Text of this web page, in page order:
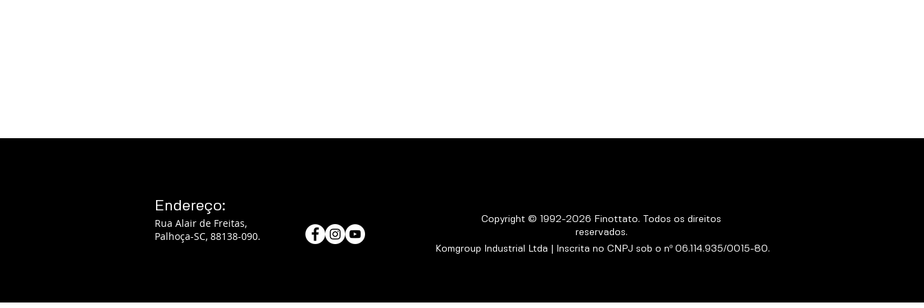
Endereço:
Rua Alair de Freitas,
Palhoça-SC, 88138-090.
Copyright © 1992-2026 Finottato. Todos os direitos
reservados.
Komgroup Industrial Ltda | Inscrita no CNPJ sob o nº 06.114.935/0015-80.